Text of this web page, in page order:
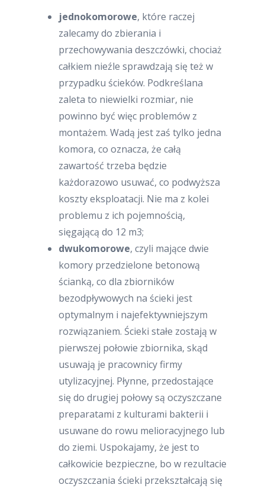
jednokomorowe, które raczej
zalecamy do zbierania i
przechowywania deszczówki, chociaż
całkiem nieźle sprawdzają się też w
przypadku ścieków. Podkreślana
zaleta to niewielki rozmiar, nie
powinno być więc problemów z
montażem. Wadą jest zaś tylko jedna
komora, co oznacza, że całą
zawartość trzeba będzie
każdorazowo usuwać, co podwyższa
koszty eksploatacji. Nie ma z kolei
problemu z ich pojemnością,
sięgającą do 12 m3;
dwukomorowe, czyli mające dwie
komory przedzielone betonową
ścianką, co dla zbiorników
bezodpływowych na ścieki jest
optymalnym i najefektywniejszym
rozwiązaniem. Ścieki stałe zostają w
pierwszej połowie zbiornika, skąd
usuwają je pracownicy firmy
utylizacyjnej. Płynne, przedostające
się do drugiej połowy są oczyszczane
preparatami z kulturami bakterii i
usuwane do rowu melioracyjnego lub
do ziemi. Uspokajamy, że jest to
całkowicie bezpieczne, bo w rezultacie
oczyszczania ścieki przekształcają się